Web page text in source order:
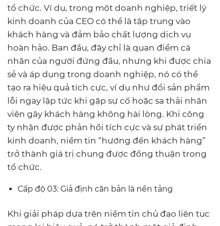
tổ chức. Ví dụ, trong một doanh nghiệp, triết lý
kinh doanh của CEO có thể là tập trung vào
khách hàng và đảm bảo chất lượng dịch vụ
hoàn hảo. Ban đầu, đây chỉ là quan điểm cá
nhân của người đứng đầu, nhưng khi được chia
sẻ và áp dụng trong doanh nghiệp, nó có thể
tạo ra hiệu quả tích cực, ví dụ như đổi sản phẩm
lỗi ngay lập tức khi gặp sự cố hoặc sa thải nhân
viên gây khách hàng không hài lòng. Khi công
ty nhận được phản hồi tích cực và sự phát triển
kinh doanh, niềm tin “hướng đến khách hàng”
trở thành giá trị chung được đồng thuận trong
tổ chức.
Cấp độ 03: Giả định căn bản là nền tảng
Khi giải pháp dựa trên niềm tin chủ đạo liên tục